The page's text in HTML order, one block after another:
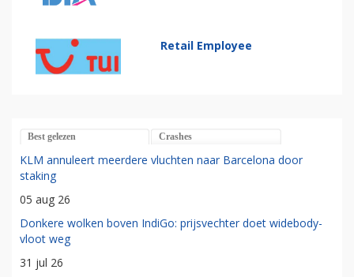
Retail Employee
Best gelezen Crashes
KLM annuleert meerdere vluchten naar Barcelona door
staking
05 aug 26
Donkere wolken boven IndiGo: prijsvechter doet widebody-
vloot weg
31 jul 26